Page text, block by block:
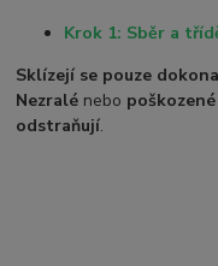
Krok 1: Sběr a
Sklízejí se pouze
Nezralé nebo poškozené
odstraňují.